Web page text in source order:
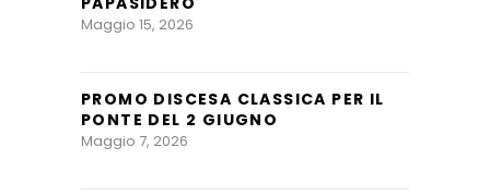
Maggio 15, 2026
PROMO DISCESA CLASSICA PER IL
PONTE DEL 2 GIUGNO
Maggio 7, 2026